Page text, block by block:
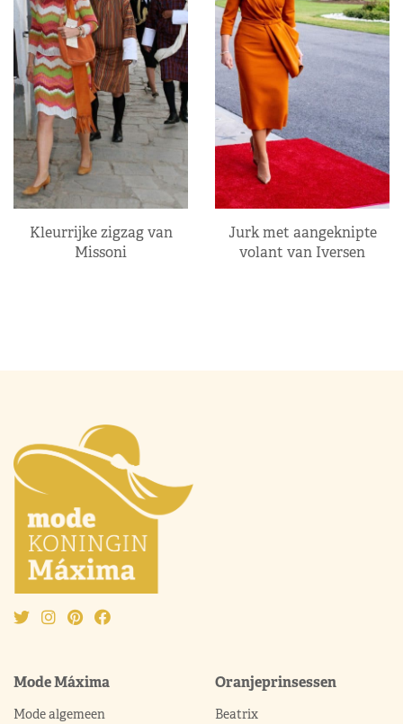
Kleurrijke zigzag van
Missoni
Jurk met aangeknipte
volant van Iversen
Mode Máxima
Mode algemeen
Oranjeprinsessen
Beatrix